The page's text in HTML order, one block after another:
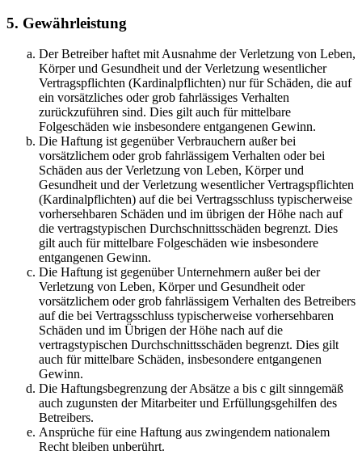
5. Gewährleistung
Der Betreiber haftet mit Ausnahme der Verletzung von Leben,
Körper und Gesundheit und der Verletzung wesentlicher
Vertragspflichten (Kardinalpflichten) nur für Schäden, die auf
ein vorsätzliches oder grob fahrlässiges Verhalten
zurückzuführen sind. Dies gilt auch für mittelbare
Folgeschäden wie insbesondere entgangenen Gewinn.
Die Haftung ist gegenüber Verbrauchern außer bei
vorsätzlichem oder grob fahrlässigem Verhalten oder bei
Schäden aus der Verletzung von Leben, Körper und
Gesundheit und der Verletzung wesentlicher Vertragspflichten
(Kardinalpflichten) auf die bei Vertragsschluss typischerweise
vorhersehbaren Schäden und im übrigen der Höhe nach auf
die vertragstypischen Durchschnittsschäden begrenzt. Dies
gilt auch für mittelbare Folgeschäden wie insbesondere
entgangenen Gewinn.
Die Haftung ist gegenüber Unternehmern außer bei der
Verletzung von Leben, Körper und Gesundheit oder
vorsätzlichem oder grob fahrlässigem Verhalten des Betreibers
auf die bei Vertragsschluss typischerweise vorhersehbaren
Schäden und im Übrigen der Höhe nach auf die
vertragstypischen Durchschnittsschäden begrenzt. Dies gilt
auch für mittelbare Schäden, insbesondere entgangenen
Gewinn.
Die Haftungsbegrenzung der Absätze a bis c gilt sinngemäß
auch zugunsten der Mitarbeiter und Erfüllungsgehilfen des
Betreibers.
Ansprüche für eine Haftung aus zwingendem nationalem
Recht bleiben unberührt.